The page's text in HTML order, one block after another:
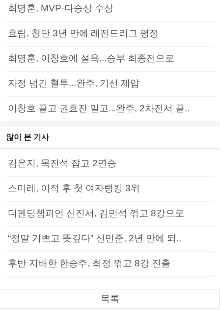
최명훈, MVP·다승상 수상
효림, 창단 3년 만에 레전드리그 평정
최명훈, 이창호에 설욕...승부 최종전으로
자정 넘긴 혈투...완주, 기선 제압
이창호 끌고 권효진 밀고...완주, 2차전서 끝..
많이 본 기사
김은지, 목진석 잡고 2연승
스미레, 이적 후 첫 여자랭킹 3위
디펜딩챔피언 신진서, 김민석 꺾고 8강으로
“정말 기쁘고 뜻깊다” 신민준, 2년 만에 되..
후반 지배한 한승주, 최정 꺾고 8강 진출
목록